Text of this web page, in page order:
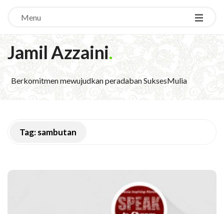
Menu
Jamil Azzaini.
Berkomitmen mewujudkan peradaban SuksesMulia
Tag:sambutan